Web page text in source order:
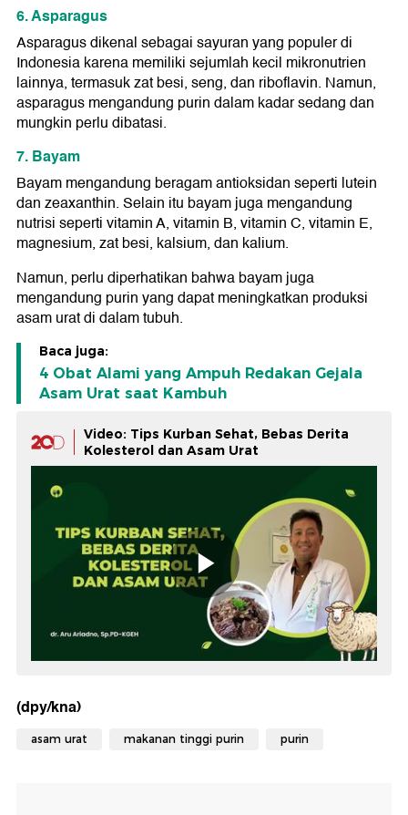
6. Asparagus
Asparagus dikenal sebagai sayuran yang populer di
Indonesia karena memiliki sejumlah kecil mikronutrien
lainnya, termasuk zat besi, seng, dan riboflavin. Namun,
asparagus mengandung purin dalam kadar sedang dan
mungkin perlu dibatasi.
7. Bayam
Bayam mengandung beragam antioksidan seperti lutein
dan zeaxanthin. Selain itu bayam juga mengandung
nutrisi seperti vitamin A, vitamin B, vitamin C, vitamin E,
magnesium, zat besi, kalsium, dan kalium.
Namun, perlu diperhatikan bahwa bayam juga
mengandung purin yang dapat meningkatkan produksi
asam urat di dalam tubuh.
Baca juga:
4 Obat Alami yang Ampuh Redakan Gejala
Asam Urat saat Kambuh
Video: Tips Kurban Sehat, Bebas Derita
Kolesterol dan Asam Urat
(dpy/kna)
asam urat makanan tinggi purin purin